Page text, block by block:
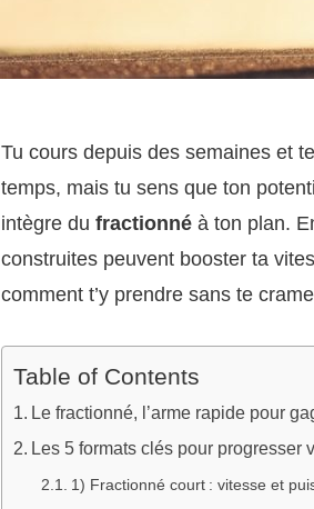
Tu cours depuis des semaines et
temps, mais tu sens que ton
intègre du fractionné à ton plan.
construites peuvent booster ta
comment t’y prendre sans te
Table of Contents
Le fractionné, l’arme rapide pour
Les 5 formats clés pour progresser
1) Fractionné court : vitesse et